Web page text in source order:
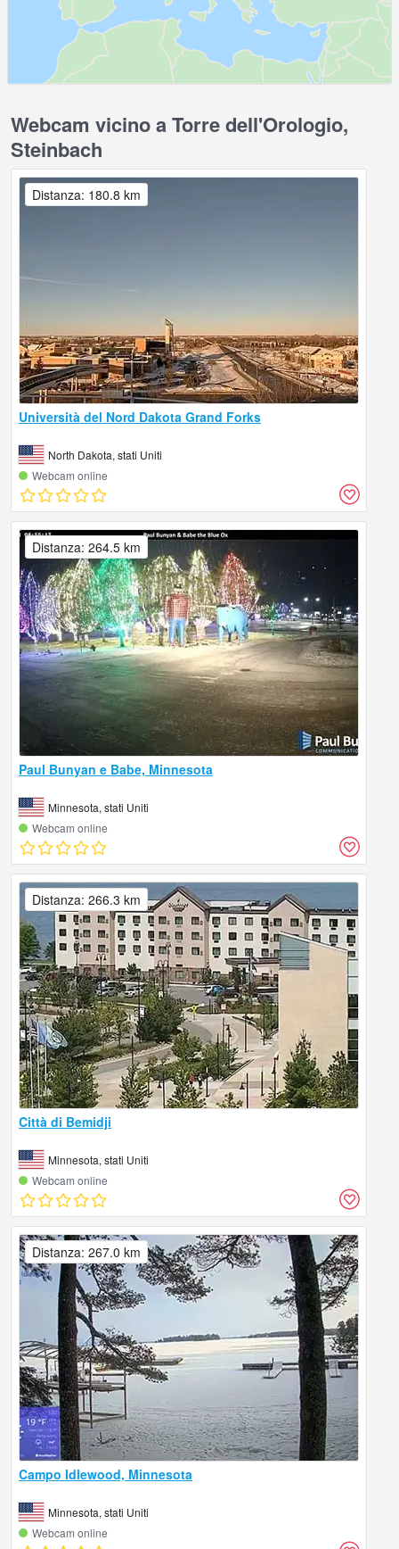
Webcam vicino a Torre dell'Orologio,
Steinbach
Università del Nord Dakota Grand Forks
North Dakota, stati Uniti
Webcam online
Distanza: 180.8 km
Paul Bunyan e Babe, Minnesota
Minnesota, stati Uniti
Webcam online
Distanza: 264.5 km
Città di Bemidji
Minnesota, stati Uniti
Webcam online
Distanza: 266.3 km
Campo Idlewood, Minnesota
Minnesota, stati Uniti
Webcam online
Distanza: 267.0 km